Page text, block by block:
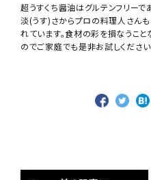
超うすくち醤油はグルテンフリー
淡(うす)さからプロの料理人さん
れています。食材の彩を損なうこ
のでご家庭でも是非お試しください